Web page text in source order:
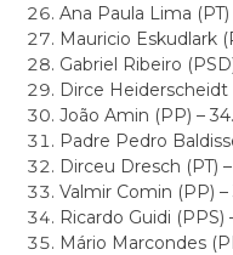
Ana Paula Lima
Mauricio Eskudlark
Gabriel Ribeiro
Dirce
João Amin (PP) –
Padre Pedro
Dirceu Dresch (PT)
Valmir Comin (PP)
Ricardo Guidi (PPS)
Mário Marcondes